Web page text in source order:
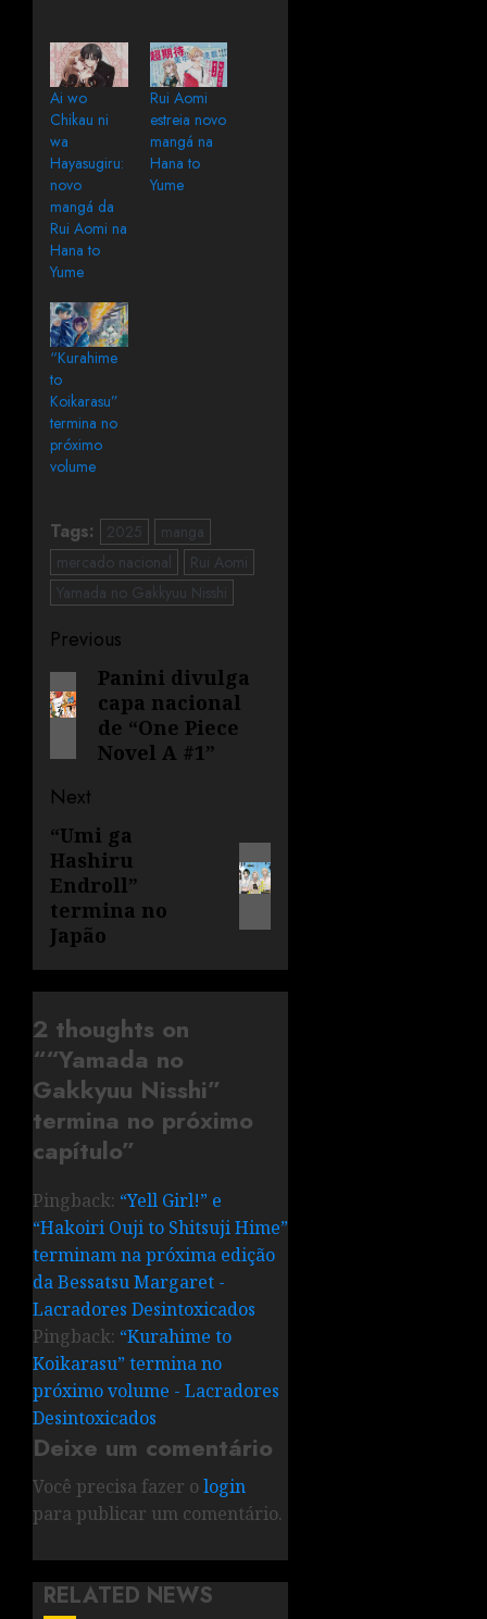
Ai wo
Chikau ni
wa
Hayasugiru:
novo
mangá da
Rui Aomi na
Hana to
Yume
Rui Aomi
estreia novo
mangá na
Hana to
Yume
“Kurahime
to
Koikarasu”
termina no
próximo
volume
Tags: 2025
manga
mercado nacional
Rui Aomi
Yamada no Gakkyuu Nisshi
Previous
Panini divulga
capa nacional
de “One Piece
Novel A #1”
Next
“Umi ga
Hashiru
Endroll”
termina no
Japão
2 thoughts on
““Yamada no
Gakkyuu Nisshi”
termina no próximo
capítulo”
Pingback: “Yell Girl!” e
“Hakoiri Ouji to Shitsuji Hime”
terminam na próxima edição
da Bessatsu Margaret -
Lacradores Desintoxicados
Pingback: “Kurahime to
Koikarasu” termina no
próximo volume - Lacradores
Desintoxicados
Deixe um comentário
Você precisa fazer o login
para publicar um comentário.
RELATED NEWS